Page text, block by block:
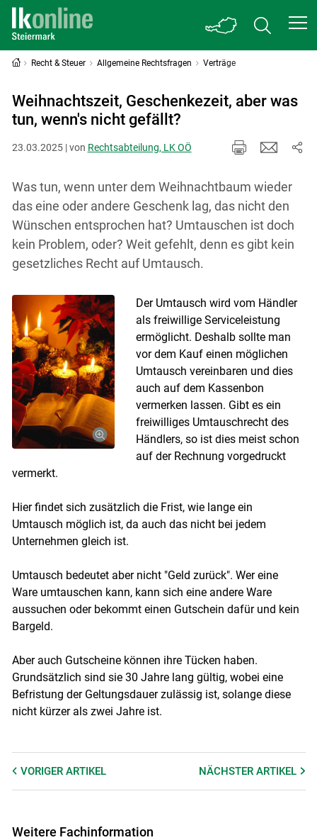
Skip to main content
Recht & Steuer Allgemeine Rechtsfragen Verträge
Weihnachtszeit, Geschenkezeit, aber was
tun, wenn's nicht gefällt?
23.03.2025 | von Rechtsabteilung, LK OÖ
Was tun, wenn unter dem Weihnachtbaum wieder
das eine oder andere Geschenk lag, das nicht den
Wünschen entsprochen hat? Umtauschen ist doch
kein Problem, oder? Weit gefehlt, denn es gibt kein
gesetzliches Recht auf Umtausch.
Der Umtausch wird vom Händler
als freiwillige Serviceleistung
ermöglicht. Deshalb sollte man
vor dem Kauf einen möglichen
Umtausch vereinbaren und dies
auch auf dem Kassenbon
vermerken lassen. Gibt es ein
freiwilliges Umtauschrecht des
Händlers, so ist dies meist schon
auf der Rechnung vorgedruckt
vermerkt.
Hier findet sich zusätzlich die Frist, wie lange ein
Umtausch möglich ist, da auch das nicht bei jedem
Unternehmen gleich ist.
Umtausch bedeutet aber nicht "Geld zurück". Wer eine
Ware umtauschen kann, kann sich eine andere Ware
aussuchen oder bekommt einen Gutschein dafür und kein
Bargeld.
Aber auch Gutscheine können ihre Tücken haben.
Grundsätzlich sind sie 30 Jahre lang gültig, wobei eine
Befristung der Geltungsdauer zulässig ist, solange diese
nicht kürzer als zwei Jahre ist.
VORIGER ARTIKEL NÄCHSTERARTIKEL
Weitere Fachinformation